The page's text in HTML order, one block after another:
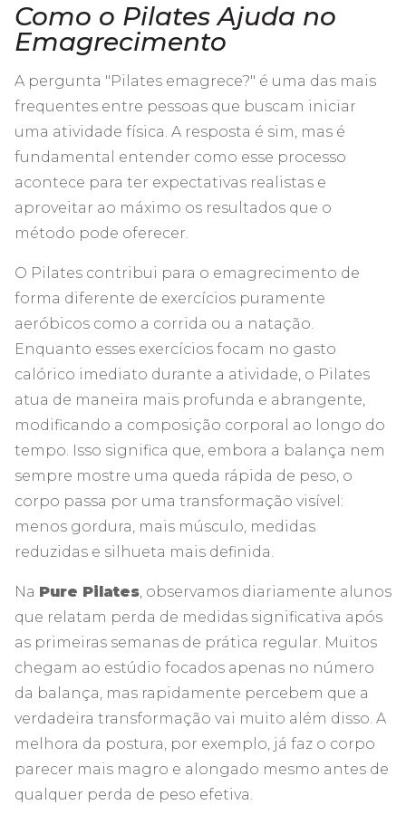
Como o Pilates Ajuda no
Emagrecimento
A pergunta "Pilates emagrece?" é uma das mais
frequentes entre pessoas que buscam iniciar
uma atividade física. A resposta é sim, mas é
fundamental entender como esse processo
acontece para ter expectativas realistas e
aproveitar ao máximo os resultados que o
método pode oferecer.
O Pilates contribui para o emagrecimento de
forma diferente de exercícios puramente
aeróbicos como a corrida ou a natação.
Enquanto esses exercícios focam no gasto
calórico imediato durante a atividade, o Pilates
atua de maneira mais profunda e abrangente,
modificando a composição corporal ao longo do
tempo. Isso significa que, embora a balança nem
sempre mostre uma queda rápida de peso, o
corpo passa por uma transformação visível:
menos gordura, mais músculo, medidas
reduzidas e silhueta mais definida.
Na Pure Pilates, observamos diariamente alunos
que relatam perda de medidas significativa após
as primeiras semanas de prática regular. Muitos
chegam ao estúdio focados apenas no número
da balança, mas rapidamente percebem que a
verdadeira transformação vai muito além disso. A
melhora da postura, por exemplo, já faz o corpo
parecer mais magro e alongado mesmo antes de
qualquer perda de peso efetiva.